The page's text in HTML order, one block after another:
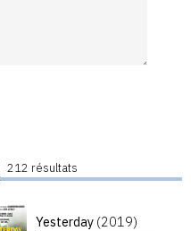
212 résultats
Yesterday (2019)